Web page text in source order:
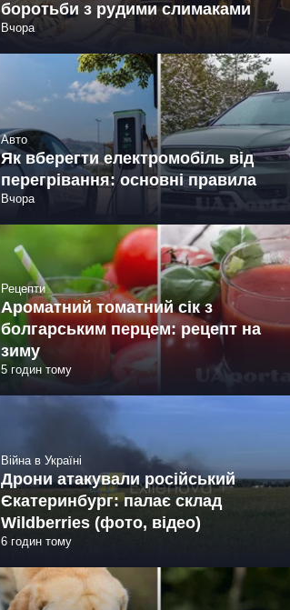
боротьби з рудими слимаками
Вчора
Авто
Як вберегти електромобіль від
перегрівання: основні правила
Вчора
Рецепти
Ароматний томатний сік з
болгарським перцем: рецепт на
зиму
5 годин тому
Війна в Україні
Дрони атакували російський
Єкатеринбург: палає склад
Wildberries (фото, відео)
6 годин тому